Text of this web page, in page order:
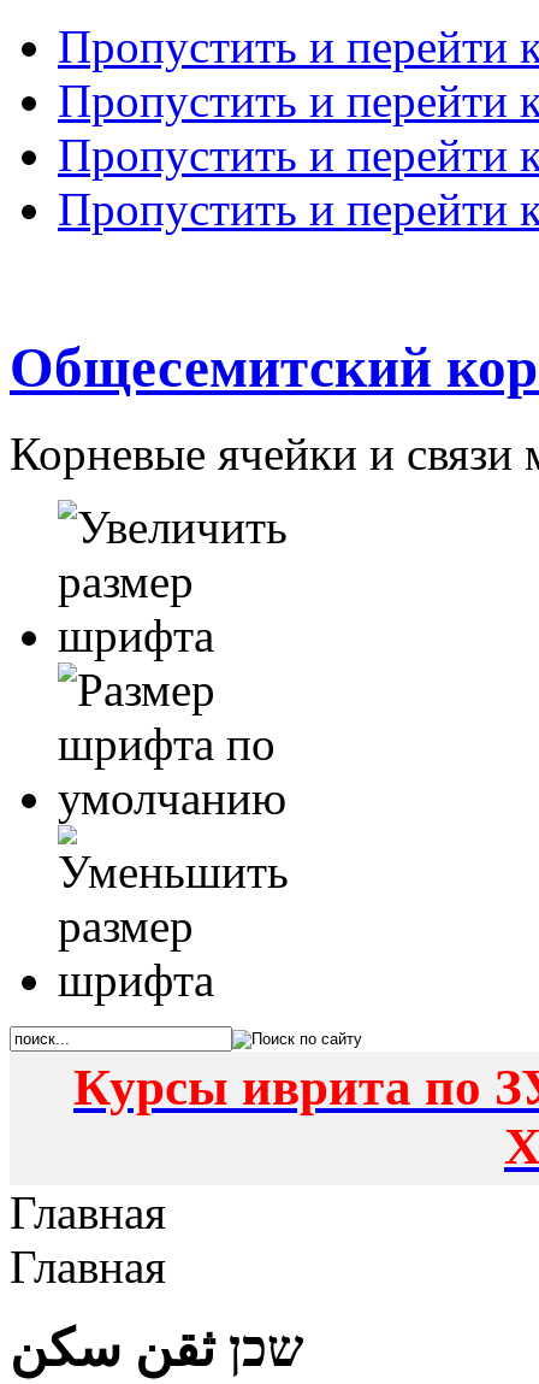
Пропустить и перейти
Пропустить и перейти
Пропустить и перейти
Пропустить и перейти
Общесемитский
Корневые ячейки и
Курсы иврита по
Главная
Главная
שכן ثقن سكن